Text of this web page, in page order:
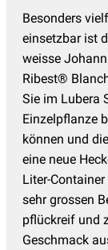
Besonders
einsetzbar ist
weisse
Ribest®
Sie im Lubera
Einzelpflanze
können und
eine neue
Liter-
sehr grossen
pflückreif und
Geschmack